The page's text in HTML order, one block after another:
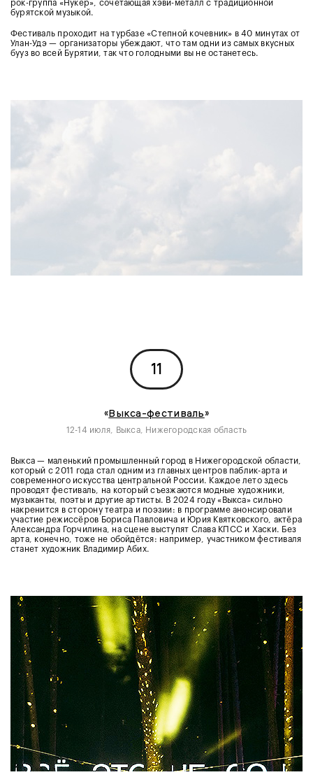
рок-группа «Нукер», сочетающая хэви-металл с традиционной
бурятской музыкой.
Фестиваль проходит на турбазе «Степной кочевник» в 40 минутах от
Улан-Удэ — организаторы убеждают, что там одни из самых вкусных
бууз во всей Бурятии, так что голодными вы не останетесь.
11
«Выкса-фестиваль»
12-14 июля, Выкса, Нижегородская область
Выкса — маленький промышленный город в Нижегородской области,
который с 2011 года стал одним из главных центров паблик-арта и
современного искусства центральной России. Каждое лето здесь
проводят фестиваль, на который съезжаются модные художники,
музыканты, поэты и другие артисты. В 2024 году «Выкса» сильно
накренится в сторону театра и поэзии: в программе анонсировали
участие режиссёров Бориса Павловича и Юрия Квятковского, актёра
Александра Горчилина, на сцене выступят Слава КПСС и Хаски. Без
арта, конечно, тоже не обойдётся: например, участником фестиваля
станет художник Владимир Абих.